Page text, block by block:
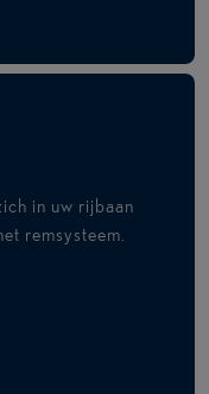
in uw rijbaan
remsysteem.